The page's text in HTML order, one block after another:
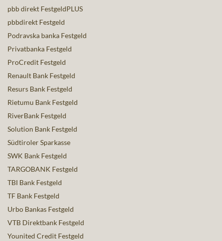
pbb direkt FestgeldPLUS
pbbdirekt Festgeld
Podravska banka Festgeld
Privatbanka Festgeld
ProCredit Festgeld
Renault Bank Festgeld
Resurs Bank Festgeld
Rietumu Bank Festgeld
RiverBank Festgeld
Solution Bank Festgeld
Südtiroler Sparkasse
SWK Bank Festgeld
TARGOBANK Festgeld
TBI Bank Festgeld
TF Bank Festgeld
Urbo Bankas Festgeld
VTB Direktbank Festgeld
Younited Credit Festgeld